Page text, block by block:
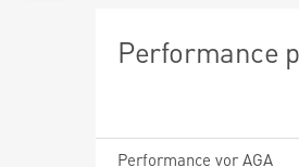
Performance
Performance vor AGA